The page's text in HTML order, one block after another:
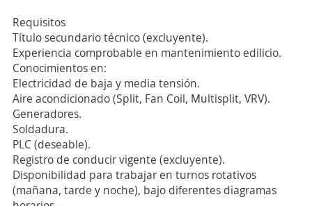
Requisitos
Título secundario técnico (excluyente).
Experiencia comprobable en mantenimiento edilicio.
Conocimientos en:
Electricidad de baja y media tensión.
Aire acondicionado (Split, Fan Coil, Multisplit, VRV).
Generadores.
Soldadura.
PLC (deseable).
Registro de conducir vigente (excluyente).
Disponibilidad para trabajar en turnos rotativos
(mañana, tarde y noche), bajo diferentes diagramas